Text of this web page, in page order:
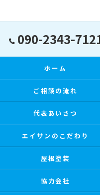
090-2343-
ホーム
ご相談の流れ
代表あいさつ
エイサンのこだわり
屋根塗装
協力会社